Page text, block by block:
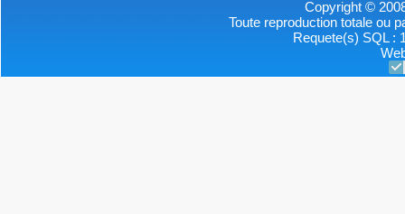
Copyright ©
Toute reproduction totale ou
Requete(s) SQL :